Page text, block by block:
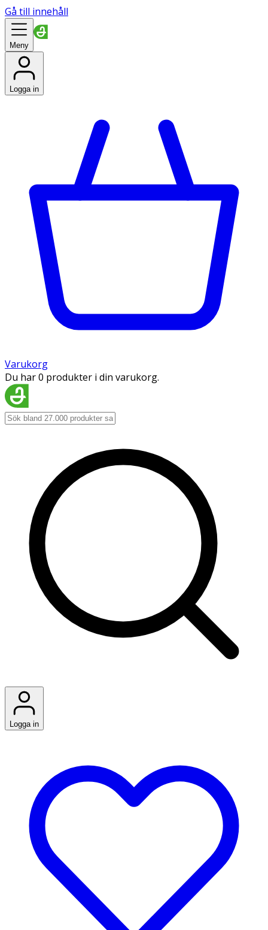
Gå till innehåll
Meny
Logga in
Varukorg
Du har 0 produkter i din varukorg.
Logga in